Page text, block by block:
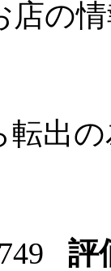
店の
出
749 評